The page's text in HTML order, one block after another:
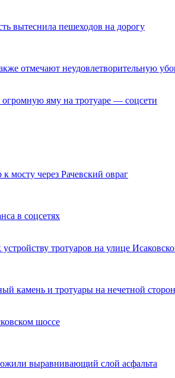
вытеснила пешеходов на дорогу
отмечают неудовлетворительную
яму на тротуаре — соцсети
мосту через Рачевский овраг
в соцсетях
тротуаров на улице
камень и тротуары на нечетной
шоссе
выравнивающий слой асфальта